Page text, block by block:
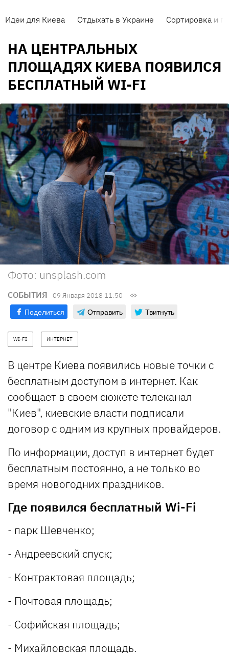
Идеи для Киева Отдыхать в Украине Сортировка и
НА ЦЕНТРАЛЬНЫХ
ПЛОЩАДЯХ КИЕВА ПОЯВИЛСЯ
БЕСПЛАТНЫЙ WI-FI
Фото: unsplash.com
СОБЫТИЯ 09 Января 2018 11:50
Поделиться Отправить Твитнуть
WI-FI ИНТЕРНЕТ
В центре Киева появились новые точки с
бесплатным доступом в интернет. Как
сообщает в своем сюжете телеканал
"Киев", киевские власти подписали
договор с одним из крупных провайдеров.
По информации, доступ в интернет будет
бесплатным постоянно, а не только во
время новогодних праздников.
Где появился бесплатный Wi-Fi
- парк Шевченко;
- Андреевский спуск;
- Контрактовая площадь;
- Почтовая площадь;
- Софийская площадь;
- Михайловская площадь.